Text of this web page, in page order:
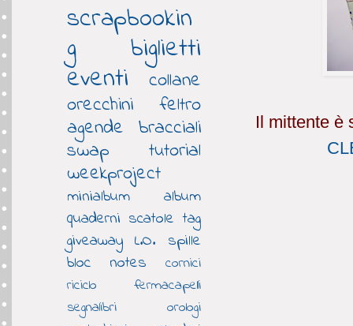
Il mittente è
scrapbookin
g
biglietti
eventi
collane
orecchini
feltro
agende bracciali
swap
tutorial
weekproject
minialbum
album
quaderni scatole tag
giveaway L.O. spille
bloc notes
cornici
riciclo
fermacapelli
segnalibri
orologi